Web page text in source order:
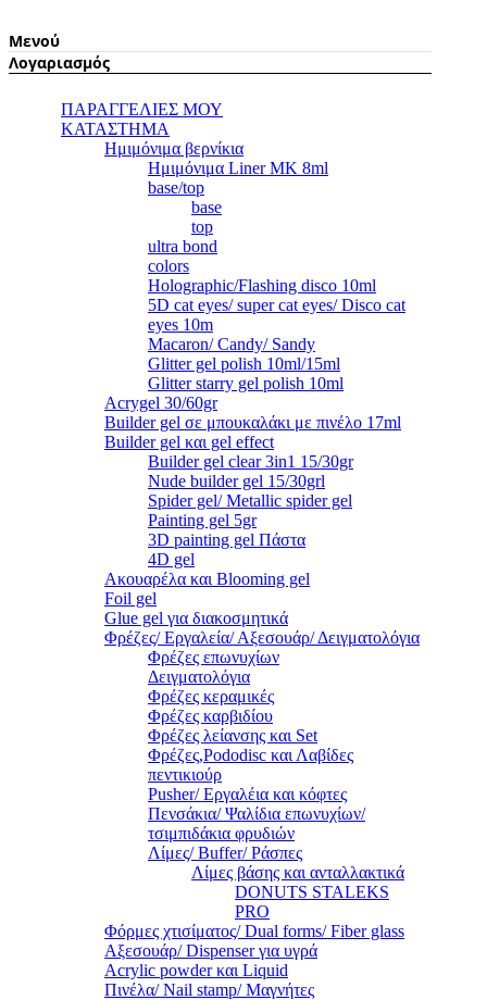
Μενού
Λογαριασμός
ΠΑΡΑΓΓΕΛΙΕΣ ΜΟΥ
ΚΑΤΑΣΤΗΜΑ
Ημιμόνιμα βερνίκια
Ημιμόνιμα Liner ΜΚ 8ml
base/top
base
top
ultra bond
colors
Holographic/Flashing disco 10ml
5D cat eyes/ super cat eyes/ Disco cat
eyes 10m
Macaron/ Candy/ Sandy
Glitter gel polish 10ml/15ml
Glitter starry gel polish 10ml
Acrygel 30/60gr
Builder gel σε μπουκαλάκι με πινέλο 17ml
Builder gel και gel effect
Builder gel clear 3in1 15/30gr
Nude builder gel 15/30grl
Spider gel/ Metallic spider gel
Painting gel 5gr
3D painting gel Πάστα
4D gel
Ακουαρέλα και Blooming gel
Foil gel
Glue gel για διακοσμητικά
Φρέζες/ Εργαλεία/ Αξεσουάρ/ Δειγματολόγια
Φρέζες επωνυχίων
Δειγματολόγια
Φρέζες κεραμικές
Φρέζες καρβιδίου
Φρέζες λείανσης και Set
Φρέζες,Pododisc και Λαβίδες
πεντικιούρ
Pusher/ Εργαλέια και κόφτες
Πενσάκια/ Ψαλίδια επωνυχίων/
τσιμπιδάκια φρυδιών
Λίμες/ Buffer/ Ράσπες
Λίμες βάσης και ανταλλακτικά
DONUTS STALEKS
PRO
Φόρμες χτισίματος/ Dual forms/ Fiber glass
Αξεσουάρ/ Dispenser για υγρά
Acrylic powder και Liquid
Πινέλα/ Nail stamp/ Μαγνήτες